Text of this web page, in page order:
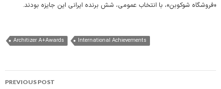
«فروشگاه شوکوبن»، با انتخاب عمومی، شش برنده ایرانی این جایزه بودند.
Architizer A+Awards International Achievements
Post
PREVIOUS POST